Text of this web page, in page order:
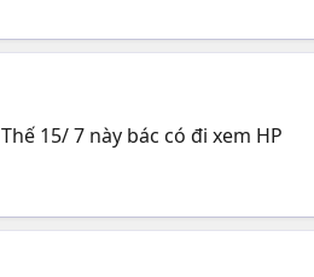
Thế 15/ 7 này bác có đi xem HP